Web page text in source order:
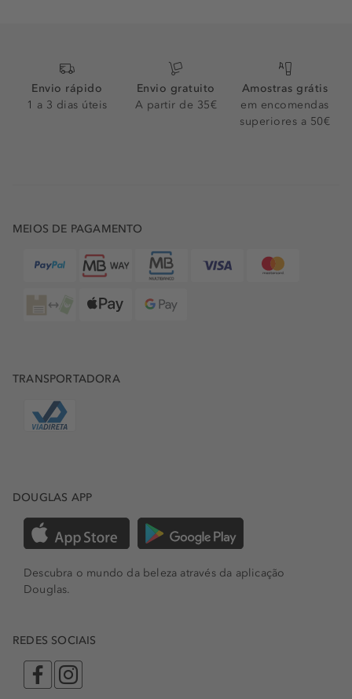
Envio rápido
1 a 3 dias úteis
Envio gratuito
A partir de 35€
Amostras grátis
em encomendas
superiores a 50€
MEIOS DE PAGAMENTO
TRANSPORTADORA
DOUGLAS APP
Descubra o mundo da beleza através da aplicação
Douglas.
REDES SOCIAIS